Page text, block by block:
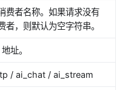
费者名称。如果请求没有
者，则默认为空字符串。
址。
/ ai_chat / ai_stream